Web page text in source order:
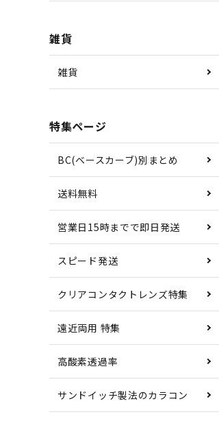
雑貨
雑貨
特集ページ
BC(ベースカーブ)別まとめ
送料無料
営業日15時までで即日発送
スピード発送
クリアコンタクトレンズ特集
遠近両用 特集
高酸素透過率
サンドイッチ製法のカラコン